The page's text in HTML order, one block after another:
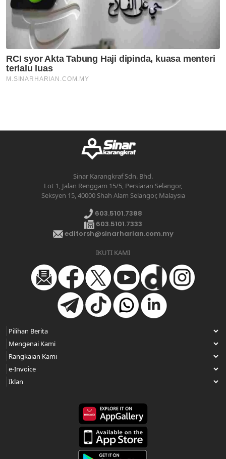
Sinar Karangkraf Sdn. Bhd.
Lot 1, Jalan Renggam 15/5, Persiaran Selangor,
Seksyen 15, 40000 Shah Alam Selangor, Malaysia
603.5101.7388
603.5101.7333
editorsh@sinarharian.com.my
IKUTI KAMI